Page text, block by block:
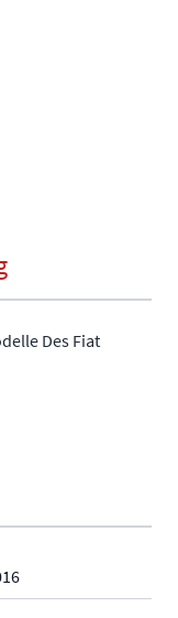
Des Fiat